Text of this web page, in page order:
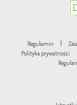
Regulamin |
Polityka prywatności